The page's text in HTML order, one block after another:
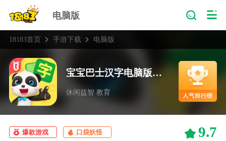
电脑版
18183首页 手游下载 电脑版
宝宝巴士汉字电脑版下载
休闲益智 教育
爆款游戏 口袋妖怪 9.7